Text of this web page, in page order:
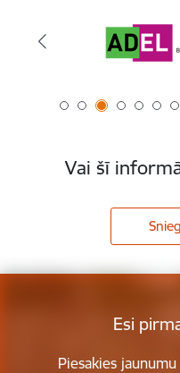
Vai šī
Esi
Piesakies